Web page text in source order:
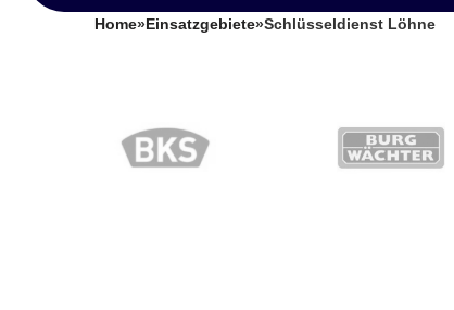
Home» Einsatzgebiete»Schlüsseldienst Löhne